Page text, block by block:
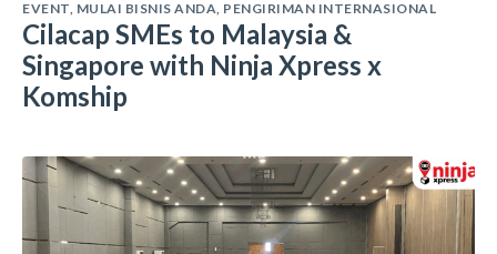
EVENT MULAI BISNIS ANDA PENGIRIMAN INTERNASIONAL
Cilacap SMEs to Malaysia &
Singapore with Ninja Xpress x
Komship